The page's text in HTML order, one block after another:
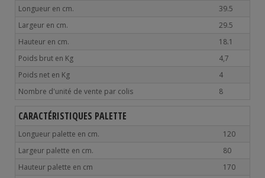
Longueur en cm.
39.5
Largeur en cm.
29.5
Hauteur en cm.
18.1
Poids brut en Kg
4,7
Poids net en Kg
4
Nombre d'unité de vente par colis
8
CARACTÉRISTIQUES PALETTE
Longueur palette en cm.
120
Largeur palette en cm.
80
Hauteur palette en cm
170